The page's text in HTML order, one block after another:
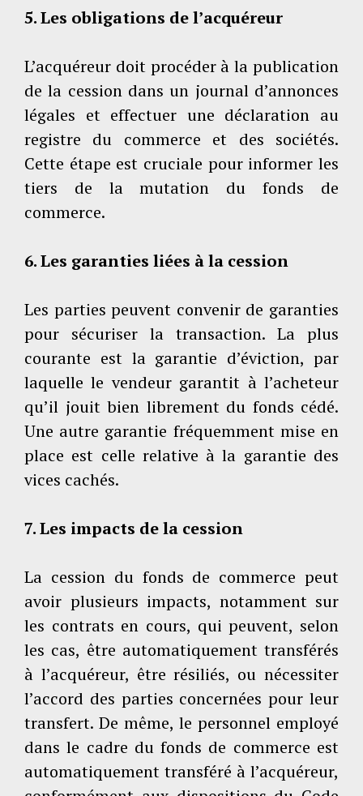
5. Les obligations de l’acquéreur
L’acquéreur doit procéder à la publication
de la cession dans un journal d’annonces
légales et effectuer une déclaration au
registre du commerce et des sociétés.
Cette étape est cruciale pour informer les
tiers de la mutation du fonds de
commerce.
6. Les garanties liées à la cession
Les parties peuvent convenir de garanties
pour sécuriser la transaction. La plus
courante est la garantie d’éviction, par
laquelle le vendeur garantit à l’acheteur
qu’il jouit bien librement du fonds cédé.
Une autre garantie fréquemment mise en
place est celle relative à la garantie des
vices cachés.
7. Les impacts de la cession
La cession du fonds de commerce peut
avoir plusieurs impacts, notamment sur
les contrats en cours, qui peuvent, selon
les cas, être automatiquement transférés
à l’acquéreur, être résiliés, ou nécessiter
l’accord des parties concernées pour leur
transfert. De même, le personnel employé
dans le cadre du fonds de commerce est
automatiquement transféré à l’acquéreur,